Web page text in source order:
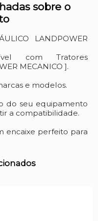
sobre o
LANDPOWER
com Tratores
MECANICO ].
e modelos.
do seu equipamento
a compatibilidade.
encaixe perfeito para